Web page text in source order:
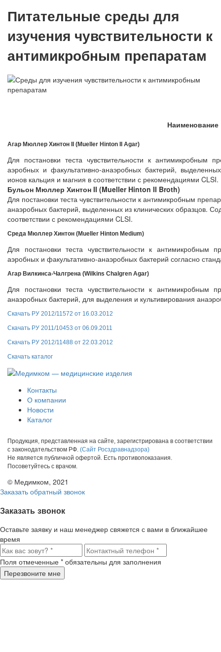
Питательные среды для
изучения чувствительности к
антимикробным препаратам
Наименование
Агар Мюллер Хинтон II (Mueller Hinton II Agar)
Для постановки теста чувствительности к антимикробным
аэробных и факультативно-анаэробных бактерий,
ионов кальция и магния в соответствии с рекомендациями CLSI.
Бульон Мюллер Хинтон II (Mueller Hinton II Broth)
Для постановки теста чувствительности к антимикробным
анаэробных бактерий, выделенных из клинических образцов.
соответствии с рекомендациями CLSI.
Среда Мюллер Хинтон (Mueller Hinton Medium)
Для постановки теста чувствительности к
аэробных и факультативно-анаэробных бактерий согласно
Агар Вилкинса-Чалгрена (Wilkins Chalgren Agar)
Для постановки теста чувствительности к
анаэробных бактерий, для выделения и культивирования
Скачать РУ 2012/11572 от 16.03.2012
Скачать РУ 2011/10453 от 06.09.2011
Скачать РУ 2012/11488 от 22.03.2012
Скачать каталог
Контакты
О компании
Новости
Каталог
Продукция, представленная на сайте, зарегистрирована в соответствии
с законодательством РФ. (Сайт Росздравнадзора)
Не является публичной офертой. Есть противопоказания.
Посоветуйтесь с врачом.
© Медимком, 2021
Заказать обратный звонок
Заказать звонок
Оставьте заявку и наш менеджер свяжется с вами в ближайшее
время
Поля отмеченные * обязательны для заполнения